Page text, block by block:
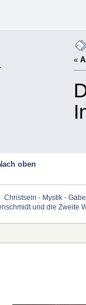
«
oben
Christsein - Mystik -
und die Zweite